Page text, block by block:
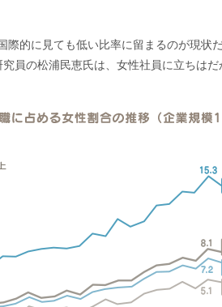
的に見ても低い比率に留まるのが現
の松浦民恵氏は、女性社員に立ちはだ